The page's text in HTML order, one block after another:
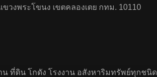
วงพระโขนง เขตคลองเตย กทม. 10110
น ที่ดิน โกดัง โรงงาน อสังหาริมทรัพย์ทุกชนิด